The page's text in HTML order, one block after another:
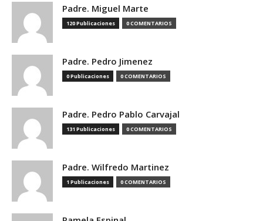
Padre. Miguel Marte
120 Publicaciones 0 COMENTARIOS
Padre. Pedro Jimenez
0 Publicaciones 0 COMENTARIOS
Padre. Pedro Pablo Carvajal
131 Publicaciones 0 COMENTARIOS
Padre. Wilfredo Martinez
1 Publicaciones 0 COMENTARIOS